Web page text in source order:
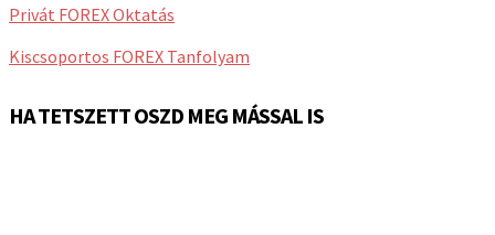
Privát FOREX Oktatás
Kiscsoportos FOREX Tanfolyam
HA TETSZETT OSZD MEG MÁSSAL IS